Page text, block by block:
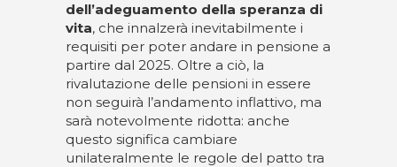
dell’adeguamento della speranza di
vita, che innalzerà inevitabilmente i
requisiti per poter andare in pensione a
partire dal 2025. Oltre a ciò, la
rivalutazione delle pensioni in essere
non seguirà l’andamento inflattivo, ma
sarà notevolmente ridotta: anche
questo significa cambiare
unilateralmente le regole del patto tra